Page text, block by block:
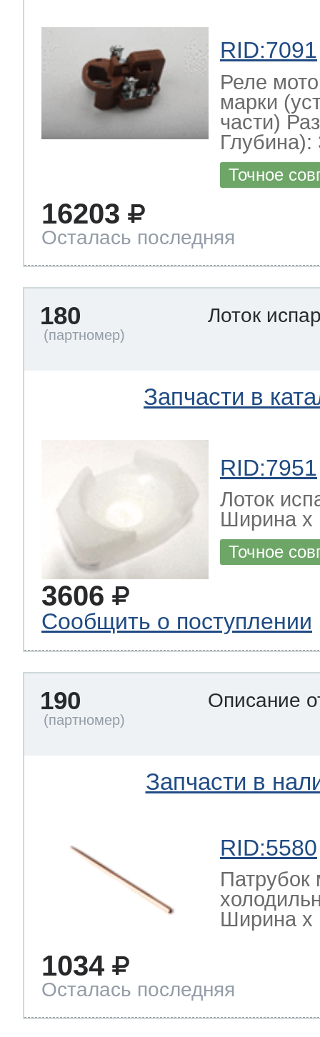
RID:7091
Реле
марки
части)
Глубина):
Точное
16203
Осталась последняя
180 Лоток
Запчасти в
RID:7951
Лоток
Ширина х
Точное
3606
Сообщить о поступлении
190 Описание
Запчасти в
RID:5580
Патрубок
Ширина х
1034
Осталась последняя